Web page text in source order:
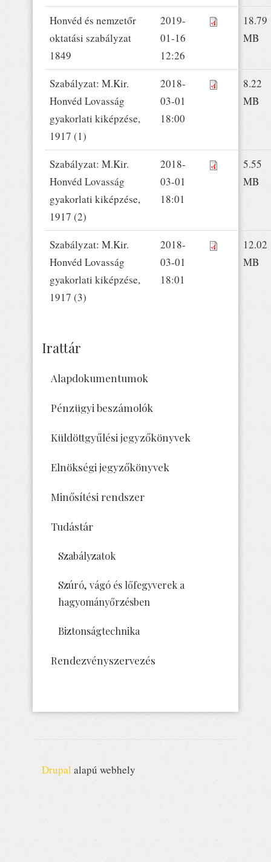
Honvéd és nemzetőr
oktatási szabályzat
1849
2019-
01-16
12:26
18.79
MB
Szabályzat: M.Kir.
Honvéd Lovasság
gyakorlati kiképzése,
1917 (1)
2018-
03-01
18:00
8.22
MB
Szabályzat: M.Kir.
Honvéd Lovasság
gyakorlati kiképzése,
1917 (2)
2018-
03-01
18:01
5.55
MB
Szabályzat: M.Kir.
Honvéd Lovasság
gyakorlati kiképzése,
1917 (3)
2018-
03-01
18:01
12.02
MB
Irattár
Alapdokumentumok
Pénzügyi beszámolók
Küldöttgyűlési jegyzőkönyvek
Elnökségi jegyzőkönyvek
Minősítési rendszer
Tudástár
Szabályzatok
Szúró, vágó és lőfegyverek a
hagyományőrzésben
Biztonságtechnika
Rendezvényszervezés
Drupal alapú webhely